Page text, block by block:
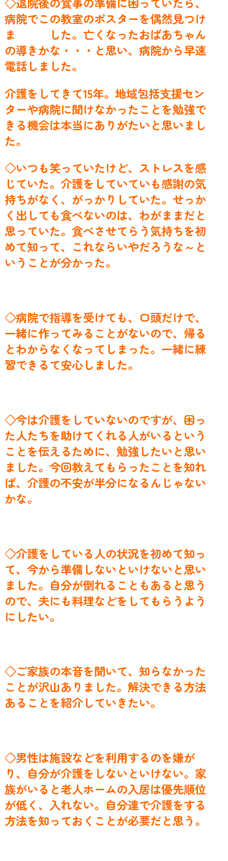
病院でこの教室のポスターを偶然見つけ
ま した。亡くなったおばあちゃん
の導きかな・・・と思い、病院から早速
電話しました。
介護をしてきて15年。地域包括支援セン
ターや病院に聞けなかったことを勉強で
きる機会は本当にありがたいと思いまし
た。
◇いつも笑っていたけど、ストレスを感
じていた。介護をしていていも感謝の気
持ちがなく、がっかりしていた。せっか
く出しても食べないのは、わがままだと
思っていた。食べさせてらう気持ちを初
めて知って、これならいやだろうな～と
いうことが分かった。
◇病院で指導を受けても、口頭だけで、
一緒に作ってみることがないので、帰る
とわからなくなってしまった。一緒に練
習できるて安心しました。
◇今は介護をしていないのですが、困っ
た人たちを助けてくれる人がいるという
ことを伝えるために、勉強したいと思い
ました。今回教えてもらったことを知れ
ば、介護の不安が半分になるんじゃない
かな。
◇介護をしている人の状況を初めて知っ
て、今から準備しないといけないと思い
ました。 自分が倒れることもあると思う
ので、夫にも料理などをしてもらうよう
にしたい。
◇ご家族の本音を聞いて、知らなかった
ことが沢山ありました。解決できる方法
あることを紹介していきたい。
◇男性は施設などを利用するのを嫌が
り、自分が介護をしないといけない。家
族がいると老人ホームの入居は優先順位
が低く、入れない。自分達で介護をする
方法を知っておくことが必要だと思う。